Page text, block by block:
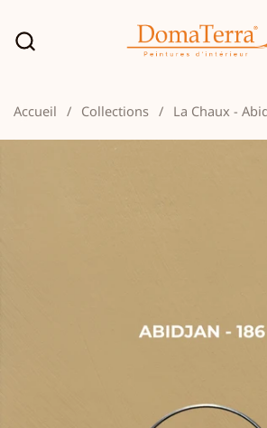
Accueil / Collections / La Chaux -